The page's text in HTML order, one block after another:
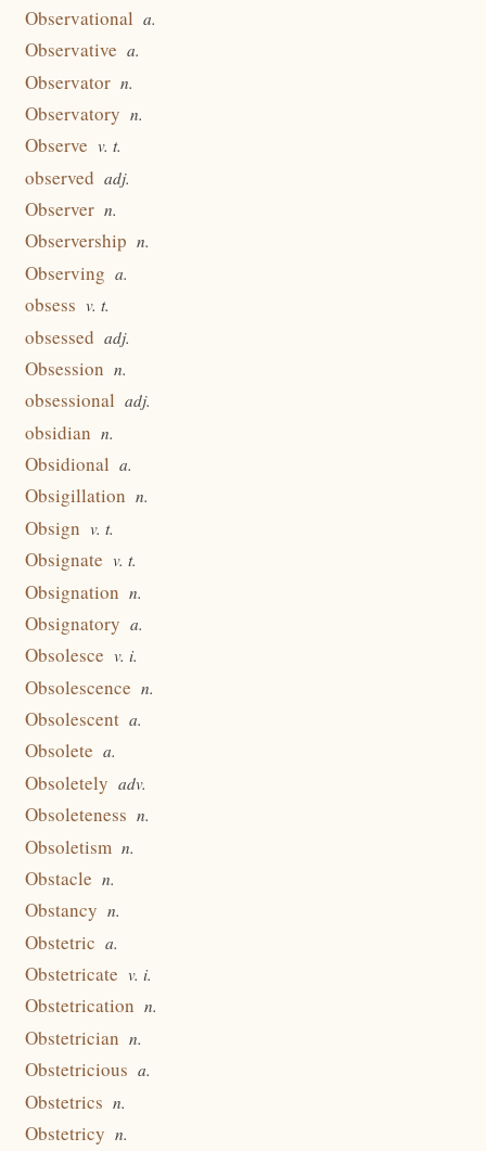
Observational a.
Observative a.
Observator n.
Observatory n.
Observe v. t.
observed adj.
Observer n.
Observership n.
Observing a.
obsess v. t.
obsessed adj.
Obsession n.
obsessional adj.
obsidian n.
Obsidional a.
Obsigillation n.
Obsign v. t.
Obsignate v. t.
Obsignation n.
Obsignatory a.
Obsolesce v. i.
Obsolescence n.
Obsolescent a.
Obsolete a.
Obsoletely adv.
Obsoleteness n.
Obsoletism n.
Obstacle n.
Obstancy n.
Obstetric a.
Obstetricate v. i.
Obstetrication n.
Obstetrician n.
Obstetricious a.
Obstetrics n.
Obstetricy n.